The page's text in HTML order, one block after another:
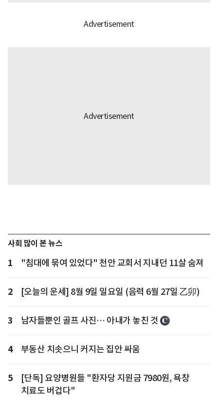
사회 많이 본 뉴스
1 "침대에 묶여 있었다" 천안 교회서 지내던 11살 숨져
2 [오늘의 운세] 8월 9일 일요일 (음력 6월 27일 乙卯)
3 남자들뿐인 골프 사진… 아내가 놓친 것
4 부동산 치솟으니 커지는 집안 싸움
5
[단독] 요양병원들 "환자당 지원금 7980원, 욕창
치료도 버겁다"